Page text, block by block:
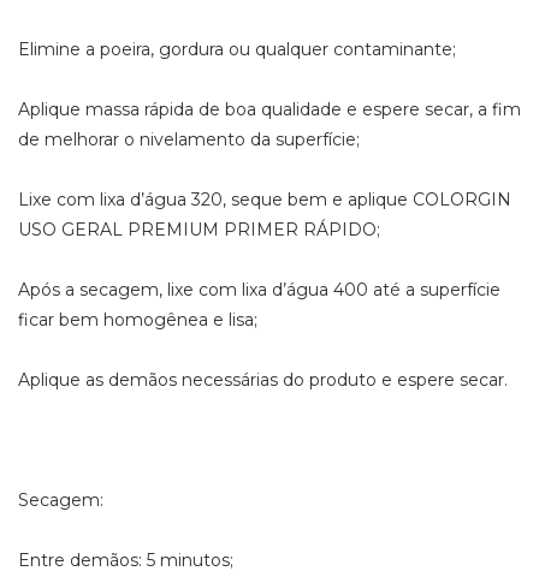
Elimine a poeira, gordura ou qualquer contaminante;
Aplique massa rápida de boa qualidade e espere secar, a fim
de melhorar o nivelamento da superfície;
Lixe com lixa d’água 320, seque bem e aplique COLORGIN
USO GERAL PREMIUM PRIMER RÁPIDO;
Após a secagem, lixe com lixa d’água 400 até a superfície
ficar bem homogênea e lisa;
Aplique as demãos necessárias do produto e espere secar.
Secagem:
Entre demãos: 5 minutos;